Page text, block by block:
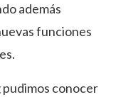
además
funciones
conocer